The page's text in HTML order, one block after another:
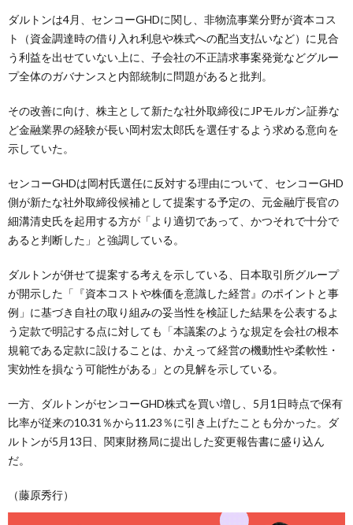
ダルトンは4月、センコーGHDに関し、非物流事業分野が資本コス
ト（資金調達時の借り入れ利息や株式への配当支払いなど）に見合
う利益を出せていない上に、子会社の不正請求事案発覚などグルー
プ全体のガバナンスと内部統制に問題があると批判。
その改善に向け、株主として新たな社外取締役にJPモルガン証券な
ど金融業界の経験が長い岡村宏太郎氏を選任するよう求める意向を
示していた。
センコーGHDは岡村氏選任に反対する理由について、センコーGHD
側が新たな社外取締役候補として提案する予定の、元金融庁長官の
細溝清史氏を起用する方が「より適切であって、かつそれで十分で
あると判断した」と強調している。
ダルトンが併せて提案する考えを示している、日本取引所グループ
が開示した「『資本コストや株価を意識した経営』のポイントと事
例」に基づき自社の取り組みの妥当性を検証した結果を公表するよ
う定款で明記する点に対しても「本議案のような規定を会社の根本
規範である定款に設けることは、かえって経営の機動性や柔軟性・
実効性を損なう可能性がある」との見解を示している。
一方、ダルトンがセンコーGHD株式を買い増し、5月1日時点で保有
比率が従来の10.31％から11.23％に引き上げたことも分かった。ダ
ルトンが5月13日、関東財務局に提出した変更報告書に盛り込ん
だ。
（藤原秀行）